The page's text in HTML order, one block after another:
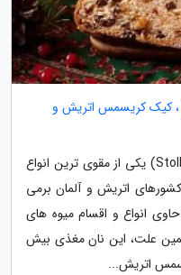
، کیک کریسمس اتریش و
نان اشتولن یا کیک استولن (Stollen Bread) یکی از مقوی ترین انواع
اتریش و آلمان برمی
انواع و اقسام میوه های
علت، این نان مغذی بیش
اتریش...